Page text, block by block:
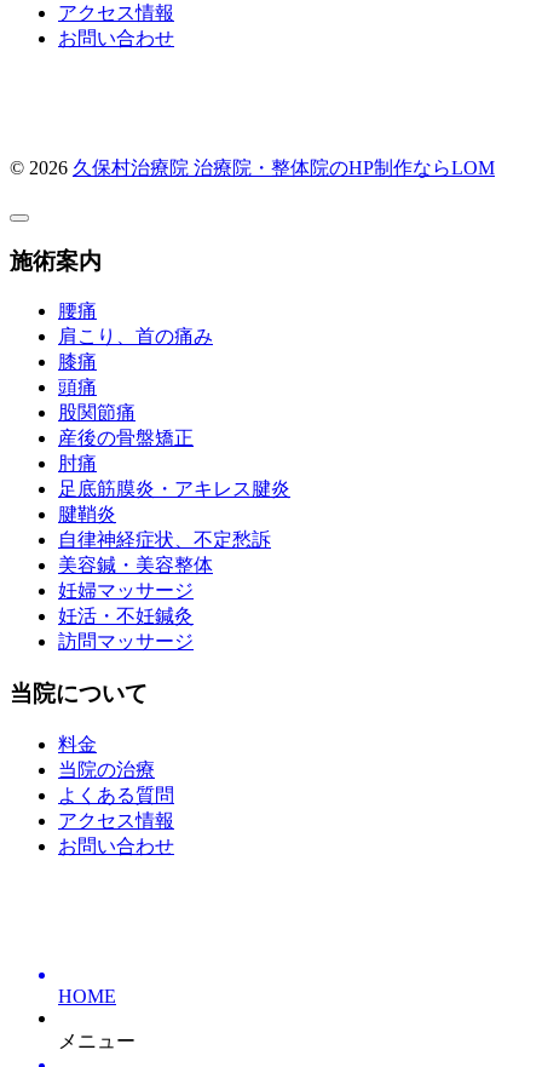
アクセス情報
お問い合わせ
© 2026 久保村治療院 治療院・整体院のHP制作ならLOM
施術案内
腰痛
肩こり、首の痛み
膝痛
頭痛
股関節痛
産後の骨盤矯正
肘痛
足底筋膜炎・アキレス腱炎
腱鞘炎
自律神経症状、不定愁訴
美容鍼・美容整体
妊婦マッサージ
妊活・不妊鍼灸
訪問マッサージ
当院について
料金
当院の治療
よくある質問
アクセス情報
お問い合わせ
HOME
メニュー